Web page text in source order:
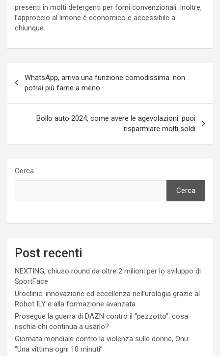
presenti in molti detergenti per forni convenzionali. Inoltre,
l’approccio al limone è economico e accessibile a
chiunque.
articoli
WhatsApp, arriva una funzione comodissima: non
potrai più farne a meno
Bollo auto 2024, come avere le agevolazioni: puoi
risparmiare molti soldi
Cerca
Cerca
Post recenti
NEXTING, chiuso round da oltre 2 milioni per lo sviluppo di
SportFace
Uroclinic: innovazione ed eccellenza nell’urologia grazie al
Robot ILY e alla formazione avanzata
Prosegue la guerra di DAZN contro il “pezzotto”: cosa
rischia chi continua a usarlo?
Giornata mondiale contro la violenza sulle donne, Onu:
“Una vittima ogni 10 minuti”